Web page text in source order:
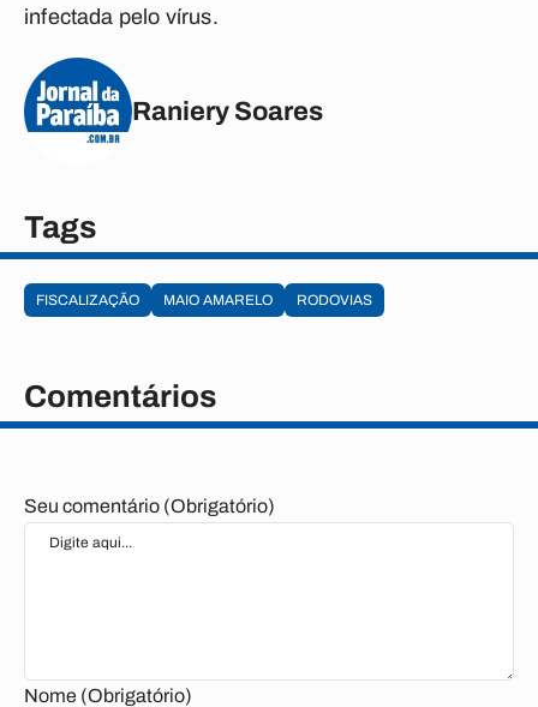
infectada pelo vírus.
Raniery Soares
Tags
FISCALIZAÇÃO MAIO AMARELO RODOVIAS
Comentários
Seu comentário (Obrigatório)
Nome (Obrigatório)